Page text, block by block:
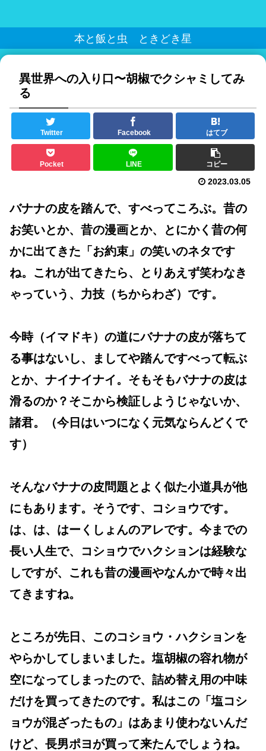
本と飯と虫 ときどき星
異世界への入り口〜胡椒でクシャミしてみ
る
Twitter Facebook はてブ
Pocket LINE コピー
2023.03.05
バナナの皮を踏んで、すべってころぶ。昔の
お笑いとか、昔の漫画とか、とにかく昔の何
かに出てきた「お約束」の笑いのネタです
ね。これが出てきたら、とりあえず笑わなき
ゃっていう、力技（ちからわざ）です。
今時（イマドキ）の道にバナナの皮が落ちて
る事はないし、ましてや踏んですべって転ぶ
とか、ナイナイナイ。そもそもバナナの皮は
滑るのか？そこから検証しようじゃないか、
諸君。（今日はいつになく元気ならんどくで
す）
そんなバナナの皮問題とよく似た小道具が他
にもあります。そうです、コショウです。
は、は、はーくしょんのアレです。今までの
長い人生で、コショウでハクションは経験な
しですが、これも昔の漫画やなんかで時々出
てきますね。
ところが先日、このコショウ・ハクションを
やらかしてしまいました。塩胡椒の容れ物が
空になってしまったので、詰め替え用の中味
だけを買ってきたのです。私はこの「塩コシ
ョウが混ざったもの」はあまり使わないんだ
けど、長男ポヨが買って来たんでしょうね。